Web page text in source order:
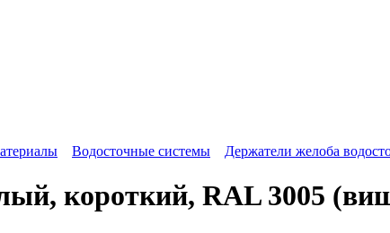
Водосточные системы Держатели желоба
короткий, RAL 3005